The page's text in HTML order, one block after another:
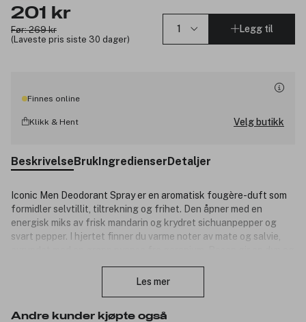
201 kr
Før: 269 kr
(Laveste pris siste 30 dager)
Legg til
Finnes online
Klikk & Hent Velg butikk
BeskrivelseBrukIngredienserDetaljer
Iconic Men Deodorant Spray er en aromatisk fougère-duft som
formidler selvtillit, tiltrekning og frihet. Den åpner med en
energisk miks av frisk mandarin og krydret sichuanpepper og
svart pepper. I hjertet finner du varme noter av mate og salvie,
skinn. En deodorantspray som holder deg fresh – og etterlater
Produktnummer:3319019
Les mer
Andre kunder kjøpte også